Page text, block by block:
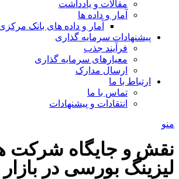
مقالات و یادداشت
آمار و داده ها
آمار و داده های بانک
پیشنهادات سرمایه گذاری
فرآیند جذب
معیارهای سرمایه گذاری
ارسال مدارک
ارتباط با ما
تماس با ما
انتقادات و پیشنهادات
منو
نقش و جایگاه شرکت
لیزینگ بورسی در